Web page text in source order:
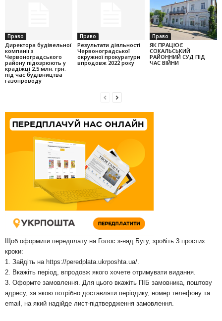
Право
Директора будівельної
компанії з
Червоноградського
району підозрюють у
крадіжці 2,5 млн. грн.
під час будівництва
газопроводу
Право
Результати діяльності
Червоноградської
окружної прокуратури
впродовж 2022 року
Право
ЯК ПРАЦЮЄ
СОКАЛЬСЬКИЙ
РАЙОННИЙ СУД ПІД
ЧАС ВІЙНИ
Щоб оформити передплату на Голос з-над Бугу, зробіть 3 простих
кроки:
1. Зайдіть на https://peredplata.ukrposhta.ua/
2. Вкажіть період, впродовж якого хочете отримувати видання.
3. Оформте замовлення. Для цього вкажіть ПІБ замовника, поштову
адресу, за якою потрібно доставляти періодику, номер телефону та
email, на який надійде лист-підтвердження замовлення.